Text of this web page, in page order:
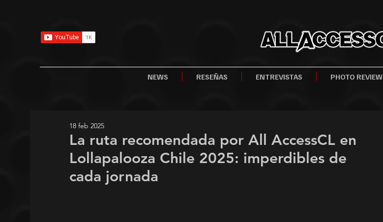
NEWS RESEÑAS ENTREVISTAS PHOTO REVIEW
La ruta recomendada por All AccessCL en
Lollapalooza Chile 2025: imperdibles de
cada jornada
18 feb 2025